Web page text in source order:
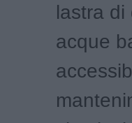
lastra di
acque